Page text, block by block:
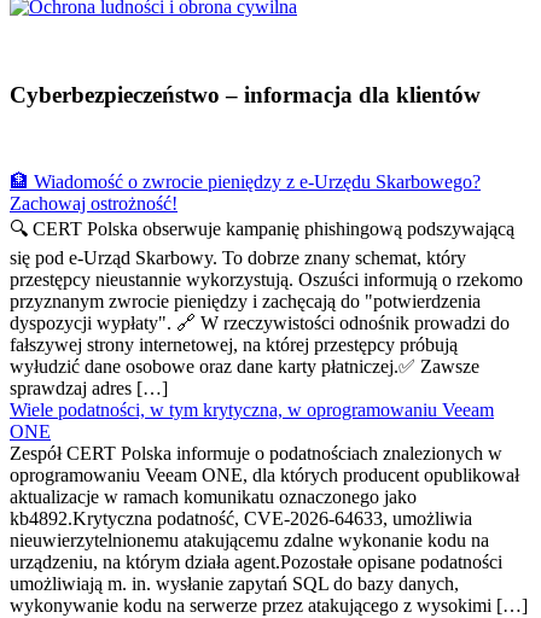
Cyberbezpieczeństwo – informacja dla klientów
🏦 Wiadomość o zwrocie pieniędzy z e-Urzędu Skarbowego?
Zachowaj ostrożność!
🔍 CERT Polska obserwuje kampanię phishingową podszywającą
się pod e-Urząd Skarbowy. To dobrze znany schemat, który
przestępcy nieustannie wykorzystują. Oszuści informują o rzekomo
przyznanym zwrocie pieniędzy i zachęcają do "potwierdzenia
dyspozycji wypłaty". 🔗 W rzeczywistości odnośnik prowadzi do
fałszywej strony internetowej, na której przestępcy próbują
wyłudzić dane osobowe oraz dane karty płatniczej.✅ Zawsze
sprawdzaj adres […]
Wiele podatności, w tym krytyczna, w oprogramowaniu Veeam
ONE
Zespół CERT Polska informuje o podatnościach znalezionych w
oprogramowaniu Veeam ONE, dla których producent opublikował
aktualizacje w ramach komunikatu oznaczonego jako
kb4892.Krytyczna podatność, CVE-2026-64633, umożliwia
nieuwierzytelnionemu atakującemu zdalne wykonanie kodu na
urządzeniu, na którym działa agent.Pozostałe opisane podatności
umożliwiają m. in. wysłanie zapytań SQL do bazy danych,
wykonywanie kodu na serwerze przez atakującego z wysokimi […]